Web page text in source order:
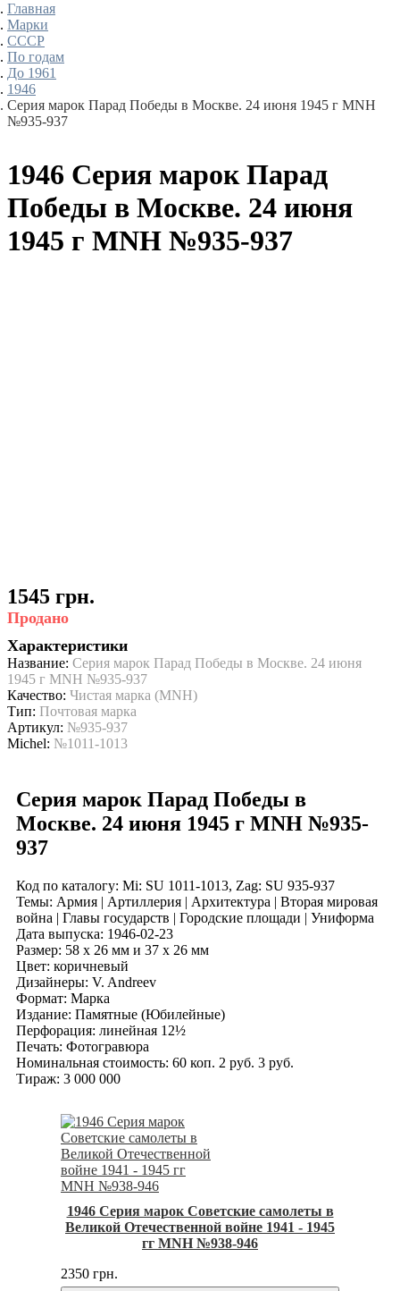
Главная
Марки
СССР
По годам
До 1961
1946
Серия марок Парад Победы в Москве. 24 июня 1945 г MNH
№935-937
1946 Серия марок Парад
Победы в Москве. 24 июня
1945 г MNH №935-937
1545 грн.
Продано
Характеристики
Название: Серия марок Парад Победы в Москве. 24 июня
1945 г MNH №935-937
Качество: Чистая марка (MNH)
Тип: Почтовая марка
Артикул: №935-937
Michel: №1011-1013
Серия марок Парад Победы в
Москве. 24 июня 1945 г MNH №935-
937
Код по каталогу: Mi: SU 1011-1013, Zag: SU 935-937
Темы: Армия | Артиллерия | Архитектура | Вторая мировая
война | Главы государств | Городские площади | Униформа
Дата выпуска: 1946-02-23
Размер: 58 x 26 мм и 37 x 26 мм
Цвет: коричневый
Дизайнеры: V. Andreev
Формат: Марка
Издание: Памятные (Юбилейные)
Перфорация: линейная 12½
Печать: Фотогравюра
Номинальная стоимость: 60 коп. 2 руб. 3 руб.
Тираж: 3 000 000
1946 Серия марок Советские самолеты в
Великой Отечественной войне 1941 - 1945
гг MNH №938-946
2350 грн.